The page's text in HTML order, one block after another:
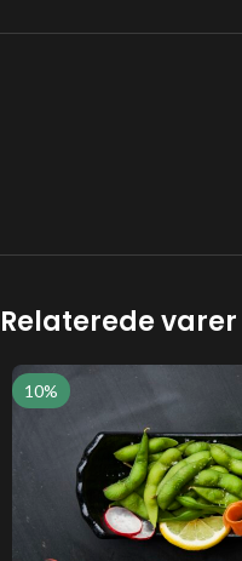
Relaterede varer
10%